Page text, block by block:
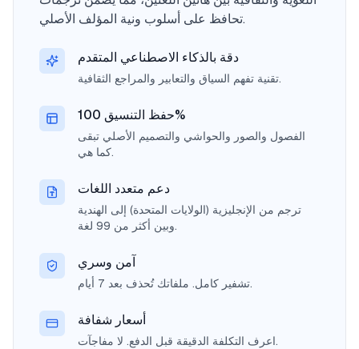
تحافظ على أسلوب ونية المؤلف الأصلي.
دقة بالذكاء الاصطناعي المتقدم
تقنية تفهم السياق والتعابير والمراجع الثقافية.
حفظ التنسيق 100%
الفصول والصور والحواشي والتصميم الأصلي تبقى
كما هي.
دعم متعدد اللغات
ترجم من الإنجليزية (الولايات المتحدة) إلى الهندية
وبين أكثر من 99 لغة.
آمن وسري
تشفير كامل. ملفاتك تُحذف بعد 7 أيام.
أسعار شفافة
اعرف التكلفة الدقيقة قبل الدفع. لا مفاجآت.